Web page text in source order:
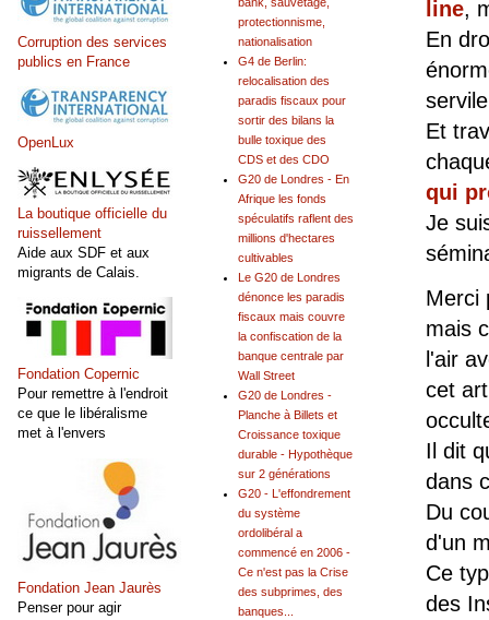
line,
En
Et
qui
Je
Merci
mais
l'air
cet
Il dit
dans
Du
d'un
Ce
des
protectionnisme,
nationalisation
G4 de Berlin:
relocalisation des
paradis fiscaux pour
sortir des bilans la
bulle toxique des
CDS et des CDO
G20 de Londres - En
Afrique les fonds
spéculatifs raflent des
millions d'hectares
cultivables
Le G20 de Londres
dénonce les paradis
fiscaux mais couvre
la confiscation de la
banque centrale par
Wall Street
G20 de Londres -
Planche à Billets et
Croissance toxique
durable - Hypothèque
sur 2 générations
G20 - L'effondrement
du système
ordolibéral a
commencé en 2006 -
Ce n'est pas la Crise
des subprimes, des
banques...
Corruption des services
publics en France
OpenLux
La boutique officielle du
ruissellement
Aide aux SDF et aux
migrants de Calais.
Fondation Copernic
Pour remettre à l'endroit
ce que le libéralisme
met à l'envers
Fondation Jean Jaurès
Penser pour agir